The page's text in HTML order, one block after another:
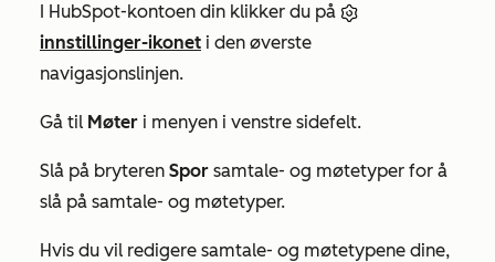
I HubSpot-kontoen din klikker du på
innstillinger-ikonet i den øverste
navigasjonslinjen.
Gå til Møter i menyen i venstre sidefelt.
Slå på bryteren Spor samtale- og møtetyper for å
slå på samtale- og møtetyper.
Hvis du vil redigere samtale- og møtetypene dine,